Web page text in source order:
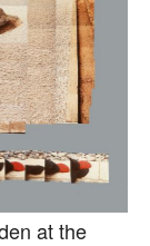
at the